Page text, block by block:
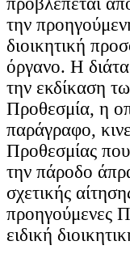
την
διοικητική
όργανο. Η
την εκδίκαση
Προθεσμία, η
παράγραφο,
Προθεσμίας
την πάροδο
σχετικής
προηγούμενες
ειδική